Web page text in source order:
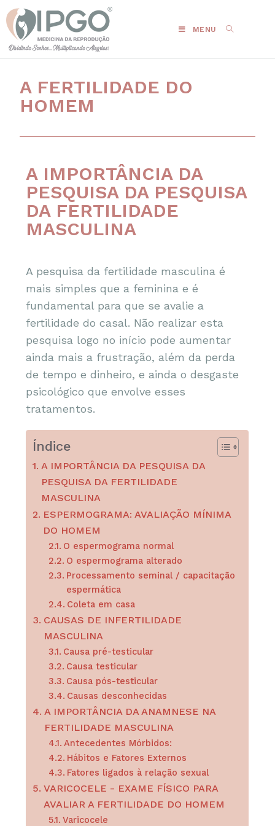
MENU
A FERTILIDADE DO
HOMEM
A IMPORTÂNCIA DA
PESQUISA DA PESQUISA
DA FERTILIDADE
MASCULINA
A pesquisa da fertilidade masculina é
mais simples que a feminina e é
fundamental para que se avalie a
fertilidade do casal. Não realizar esta
pesquisa logo no início pode aumentar
ainda mais a frustração, além da perda
de tempo e dinheiro, e ainda o desgaste
psicológico que envolve esses
tratamentos.
Índice
A IMPORTÂNCIA DA PESQUISA DA
PESQUISA DA FERTILIDADE
MASCULINA
ESPERMOGRAMA: AVALIAÇÃO MÍNIMA
DO HOMEM
O espermograma normal
O espermograma alterado
Processamento seminal / capacitação
espermática
Coleta em casa
CAUSAS DE INFERTILIDADE
MASCULINA
Causa pré-testicular
Causa testicular
Causa pós-testicular
Causas desconhecidas
A IMPORTÂNCIA DA ANAMNESE NA
FERTILIDADE MASCULINA
Antecedentes Mórbidos:
Hábitos e Fatores Externos
Fatores ligados à relação sexual
VARICOCELE - EXAME FÍSICO PARA
AVALIAR A FERTILIDADE DO HOMEM
Varicocele